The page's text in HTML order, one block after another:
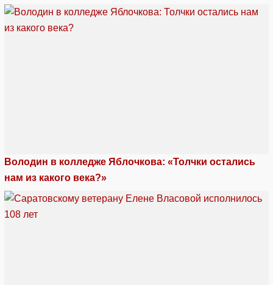
Володин в колледже Яблочкова: «Толчки остались
нам из какого века?»